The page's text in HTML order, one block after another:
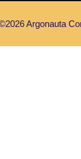
Argonauta